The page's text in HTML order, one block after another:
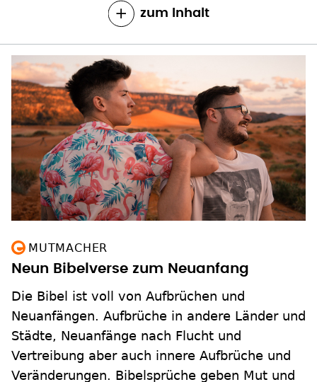
zum Inhalt
MUTMACHER
Neun Bibelverse zum Neuanfang
Die Bibel ist voll von Aufbrüchen und
Neuanfängen. Aufbrüche in andere Länder und
Städte, Neuanfänge nach Flucht und
Vertreibung aber auch innere Aufbrüche und
Veränderungen. Bibelsprüche geben Mut und